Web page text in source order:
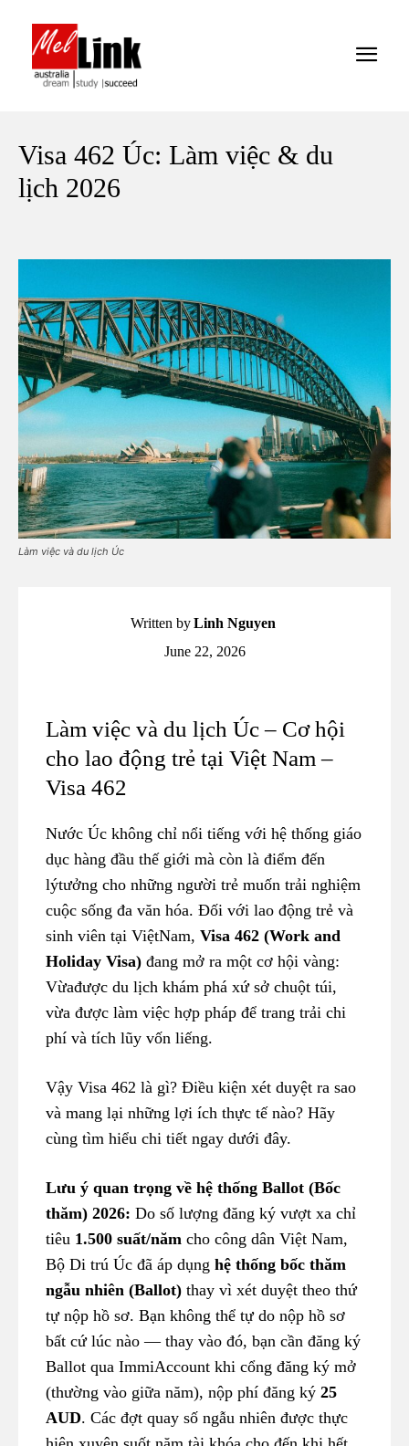
Visa 462 Úc: Làm việc & du
lịch 2026
Làm việc và du lịch Úc
Written byLinh Nguyen
June 22, 2026
Làm việc và du lịch Úc – Cơ hội
cho lao động trẻ tại Việt Nam –
Visa 462
Nước Úc không chỉ nổi tiếng với hệ thống giáo
dục hàng đầu thế giới mà còn là điểm đến
lýtưởng cho những người trẻ muốn trải nghiệm
cuộc sống đa văn hóa. Đối với lao động trẻ và
sinh viên tại ViệtNam, Visa 462 (Work and
Holiday Visa) đang mở ra một cơ hội vàng:
Vừađược du lịch khám phá xứ sở chuột túi,
vừa được làm việc hợp pháp để trang trải chi
phí và tích lũy vốn liếng.
Vậy Visa 462 là gì? Điều kiện xét duyệt ra sao
và mang lại những lợi ích thực tế nào? Hãy
cùng tìm hiểu chi tiết ngay dưới đây.
Lưu ý quan trọng về hệ thống Ballot (Bốc
thăm) 2026: Do số lượng đăng ký vượt xa chỉ
tiêu 1.500 suất/năm cho công dân Việt Nam,
Bộ Di trú Úc đã áp dụng hệ thống bốc thăm
ngẫu nhiên (Ballot) thay vì xét duyệt theo thứ
tự nộp hồ sơ. Bạn không thể tự do nộp hồ sơ
bất cứ lúc nào — thay vào đó, bạn cần đăng ký
Ballot qua ImmiAccount khi cổng đăng ký mở
(thường vào giữa năm), nộp phí đăng ký 25
AUD. Các đợt quay số ngẫu nhiên được thực